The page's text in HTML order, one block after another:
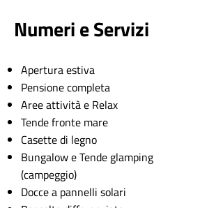
Numeri e Servizi
Apertura estiva
Pensione completa
Aree attività e Relax
Tende fronte mare
Casette di legno
Bungalow e Tende glamping
(campeggio)
Docce a pannelli solari